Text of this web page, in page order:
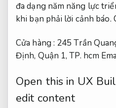
đa dạng năm năng lực
khi bạn phải lời cảnh báo.
Cửa hàng : 245 Trần
Định, Quận 1, TP. hcm
Open this in UX
edit content